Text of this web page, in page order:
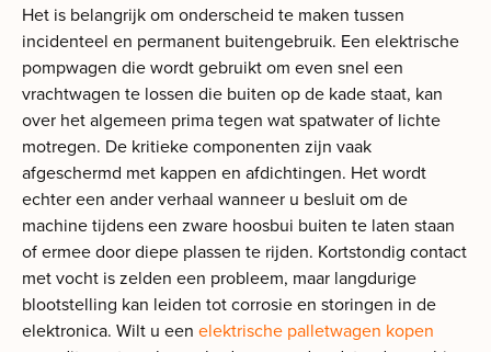
Het is belangrijk om onderscheid te maken tussen
incidenteel en permanent buitengebruik. Een elektrische
pompwagen die wordt gebruikt om even snel een
vrachtwagen te lossen die buiten op de kade staat, kan
over het algemeen prima tegen wat spatwater of lichte
motregen. De kritieke componenten zijn vaak
afgeschermd met kappen en afdichtingen. Het wordt
echter een ander verhaal wanneer u besluit om de
machine tijdens een zware hoosbui buiten te laten staan
of ermee door diepe plassen te rijden. Kortstondig contact
met vocht is zelden een probleem, maar langdurige
blootstelling kan leiden tot corrosie en storingen in de
elektronica. Wilt u een elektrische palletwagen kopen